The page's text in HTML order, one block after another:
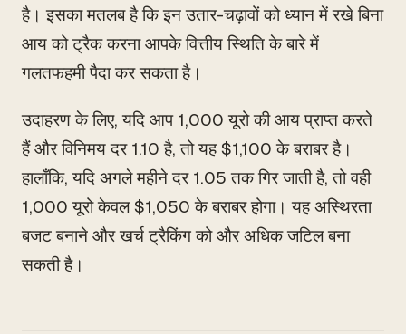
है। इसका मतलब है कि इन उतार-चढ़ावों को ध्यान में रखे बिना
आय को ट्रैक करना आपके वित्तीय स्थिति के बारे में
गलतफहमी पैदा कर सकता है।
उदाहरण के लिए, यदि आप 1,000 यूरो की आय प्राप्त करते
हैं और विनिमय दर 1.10 है, तो यह $1,100 के बराबर है।
हालाँकि, यदि अगले महीने दर 1.05 तक गिर जाती है, तो वही
1,000 यूरो केवल $1,050 के बराबर होगा। यह अस्थिरता
बजट बनाने और खर्च ट्रैकिंग को और अधिक जटिल बना
सकती है।